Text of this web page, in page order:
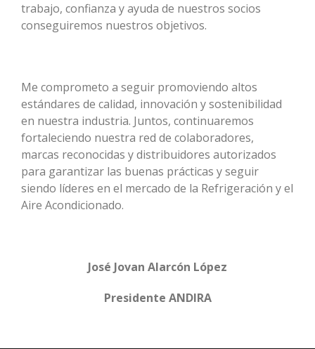
trabajo, confianza y ayuda de nuestros socios
conseguiremos nuestros objetivos.
Me comprometo a seguir promoviendo altos
estándares de calidad, innovación y sostenibilidad
en nuestra industria. Juntos, continuaremos
fortaleciendo nuestra red de colaboradores,
marcas reconocidas y distribuidores autorizados
para garantizar las buenas prácticas y seguir
siendo líderes en el mercado de la Refrigeración y el
Aire Acondicionado.
José Jovan Alarcón López
Presidente ANDIRA